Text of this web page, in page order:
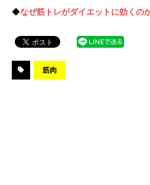
◆なぜ筋トレがダイエットに効くの
筋肉